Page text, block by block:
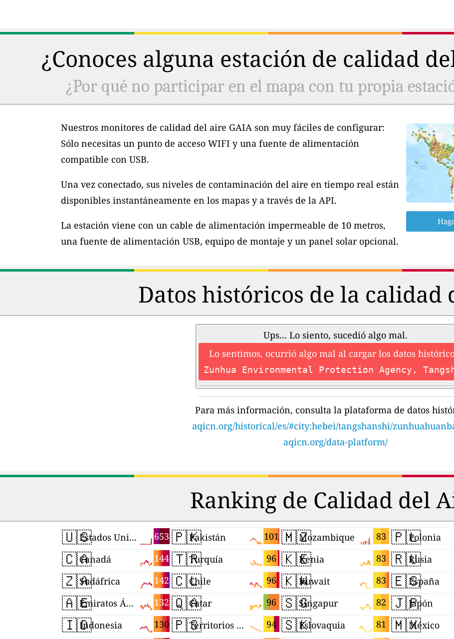
¿Conoces alguna estación de calidad
¿Por qué no participar en el mapa con tu propia
Nuestros monitores de calidad del aire GAIA son muy fáciles de configurar:
Sólo necesitas un punto de acceso WIFI y una fuente de alimentación
compatible con USB.
Una vez conectado, sus niveles de contaminación del aire en tiempo real están
disponibles instantáneamente en los mapas y a través de la API.
La estación viene con un cable de alimentación impermeable de 10 metros,
una fuente de alimentación USB, equipo de montaje y un panel solar opcional.
Datos históricos de la calidad
Ups... Lo siento, sucedió algo mal.
Lo sentimos, ocurrió algo mal al cargar los datos
Zunhua Environmental Protection Agency,
Para más información, consulta la plataforma de datos
aqicn.org/historical/es/#city:hebei/tangshanshi/
aqicn.org/data-platform/
Ranking de Calidad del
🇺🇸 653
Estados Unidos
🇨🇦 144
Canadá
🇿🇦 142
Sudáfrica
🇦🇪 132
Emiratos Árabes Unidos
🇮🇩 130
Indonesia
🇵🇰 101
Pakistán
🇹🇷 96
Turquía
🇨🇱 96
Chile
🇶🇦 96
Catar
🇵🇸 94
Territorios Palestinos
🇲🇿 83
Mozambique
🇰🇪 83
Kenia
🇰🇼 83
Kuwait
🇸🇬 82
Singapur
🇸🇰 81
Eslovaquia
🇵🇱Polonia
🇷🇺Rusia
🇪🇸España
🇯🇵Japón
🇲🇽México